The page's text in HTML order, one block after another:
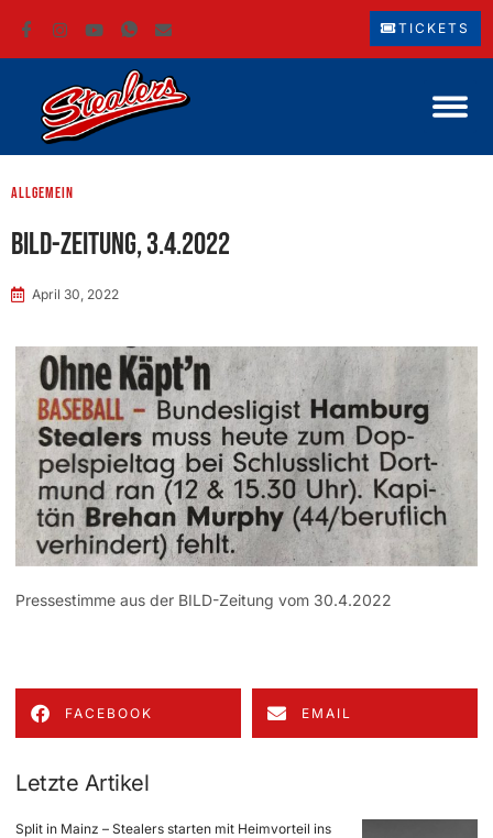
TICKETS
Allgemein
BILD-Zeitung, 3.4.2022
April 30, 2022
Pressestimme aus der BILD-Zeitung vom 30.4.2022
FACEBOOK EMAIL
Letzte Artikel
Split in Mainz – Stealers starten mit Heimvorteil ins